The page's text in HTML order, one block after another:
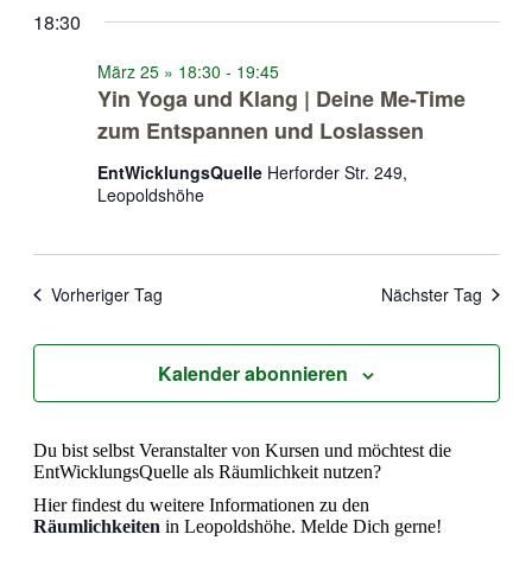
25
und
wählen.
18:30
Yin Yoga und Klang | Deine Me-Time
zum Entspannen und Loslassen
März 25 » 18:30 - 19:45
EntWicklungsQuelle Herforder Str. 249,
Leopoldshöhe
Vorheriger Tag Nächster Tag
Kalender abonnieren
Du bist selbst Veranstalter von Kursen und möchtest die
EntWicklungsQuelle als Räumlichkeit nutzen?
Hier findest du weitere Informationen zu den
Räumlichkeiten in Leopoldshöhe. Melde Dich gerne!